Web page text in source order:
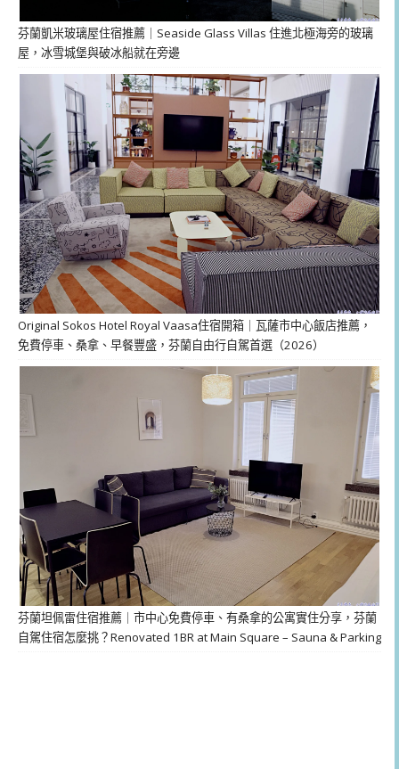
芬蘭凱米玻璃屋住宿推薦｜Seaside Glass Villas 住進北極海旁的玻璃
屋，冰雪城堡與破冰船就在旁邊
Original Sokos Hotel Royal Vaasa住宿開箱｜瓦薩市中心飯店推薦，
免費停車、桑拿、早餐豐盛，芬蘭自由行自駕首選（2026）
芬蘭坦佩雷住宿推薦｜市中心免費停車、有桑拿的公寓實住分享，芬蘭
自駕住宿怎麼挑？Renovated 1BR at Main Square – Sauna & Parking